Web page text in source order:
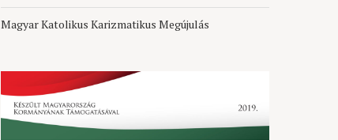
Magyar Katolikus Karizmatikus Megújulás